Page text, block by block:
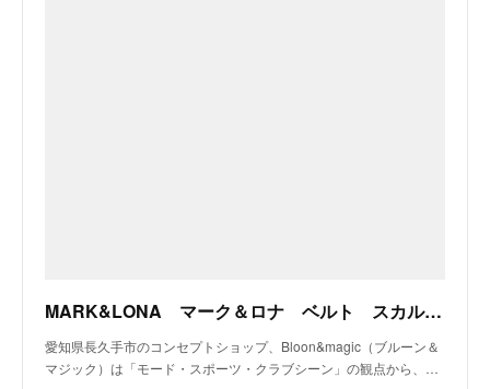
MARK&LONA マーク＆ロナ ベルト スカルカモ柄 ホワイト 商品詳細｜愛知県長久手市のコンセプトショップ「ブルーン＆マジック」
愛知県長久手市のコンセプトショップ、Bloon&magic（ブルーン＆
マジック）は「モード・スポーツ・クラブシーン」の観点から、…